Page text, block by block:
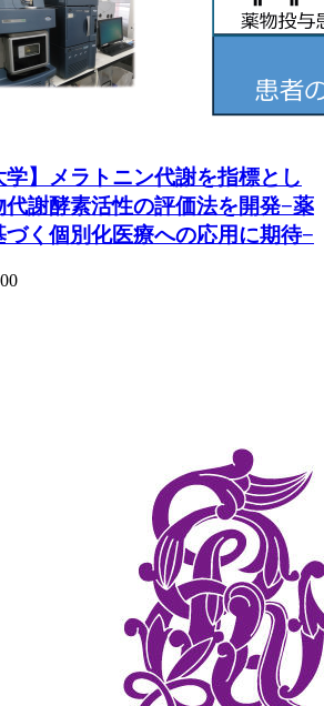
学】メラトニン代謝を指標とし
代謝酵素活性の評価法を開発−薬
く個別化医療への応用に期待−